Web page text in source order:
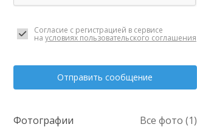
Согласие с регистрацией в сервисе
на условиях пользовательского соглашения
Отправить сообщение
Фотографии Все фото (1)